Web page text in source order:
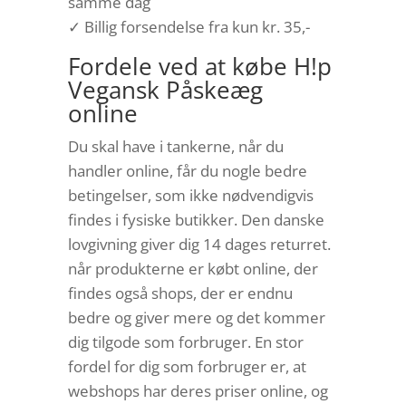
✓ Billig forsendelse fra kun kr. 35,-
Fordele ved at købe H!p
Vegansk Påskeæg
online
Du skal have i tankerne, når du
handler online, får du nogle bedre
betingelser, som ikke nødvendigvis
findes i fysiske butikker. Den danske
lovgivning giver dig 14 dages returret.
når produkterne er købt online, der
findes også shops, der er endnu
bedre og giver mere og det kommer
dig tilgode som forbruger. En stor
fordel for dig som forbruger er, at
webshops har deres priser online, og